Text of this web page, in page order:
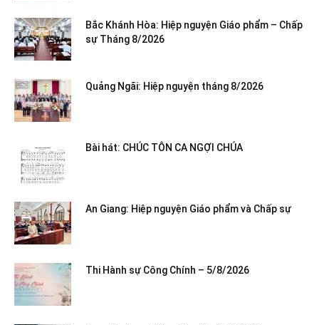
Bắc Khánh Hòa: Hiệp nguyện Giáo phẩm – Chấp
sự Tháng 8/2026
Quảng Ngãi: Hiệp nguyện tháng 8/2026
Bài hát: CHÚC TÔN CA NGỢI CHÚA
An Giang: Hiệp nguyện Giáo phẩm và Chấp sự
Thi Hành sự Công Chính – 5/8/2026